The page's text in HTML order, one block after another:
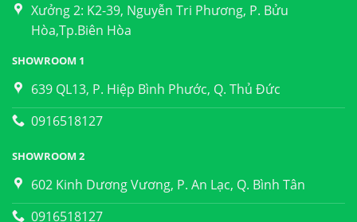
Xưởng 2: K2-39, Nguyễn Tri Phương, P. Bửu
Hòa,Tp.Biên Hòa
SHOWROOM 1
639 QL13, P. Hiệp Bình Phước, Q. Thủ Đức
0916518127
SHOWROOM 2
602 Kinh Dương Vương, P. An Lạc, Q. Bình Tân
0916518127